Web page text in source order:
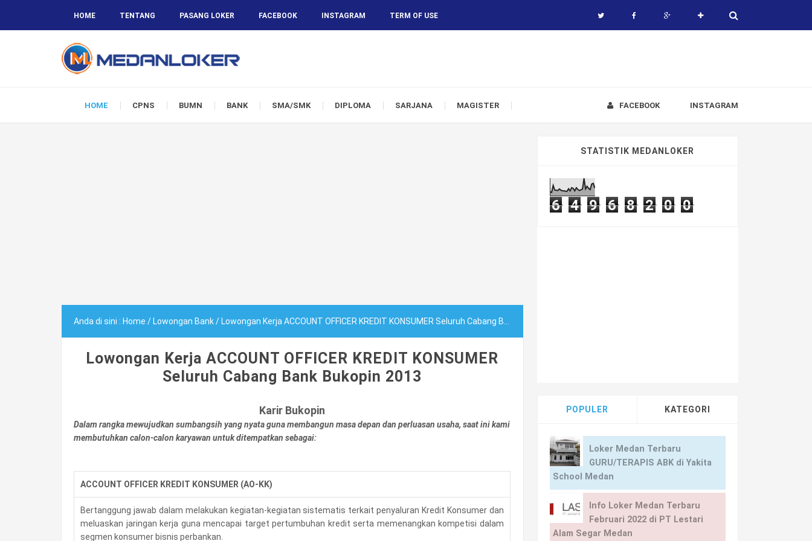
HOME TENTANG PASANG LOKER FACEBOOK INSTAGRAM TERM OF USE
HOME CPNS BUMN BANK SMA/SMK DIPLOMA SARJANA MAGISTER INSTAGRAM
FACEBOOK
Anda di sini : Home / Lowongan Bank/ Lowongan Kerja ACCOUNT OFFICER KREDIT KONSUMER Seluruh Cabang Bank Bukopin 2013
Lowongan Kerja ACCOUNT OFFICER KREDIT KONSUMER
Seluruh Cabang Bank Bukopin 2013
Karir Bukopin
Dalam rangka mewujudkan sumbangsih yang nyata guna membangun masa depan dan perluasan usaha, saat ini kami
membutuhkan calon-calon karyawan untuk ditempatkan sebagai:
ACCOUNT OFFICER KREDIT KONSUMER (AO-KK)
Bertanggung jawab dalam melakukan kegiatan-kegiatan sistematis terkait penyaluran Kredit Konsumer dan
meluaskan jaringan kerja guna mencapai target pertumbuhan kredit serta memenangkan kompetisi dalam
segmen konsumer bisnis perbankan.
STATISTIK MEDANLOKER
6 4 9 6 8 2 0 0
POPULER KATEGORI
Loker Medan Terbaru
GURU/TERAPIS ABK di Yakita
School Medan
Info Loker Medan Terbaru
Februari 2022 di PT Lestari
Alam Segar Medan